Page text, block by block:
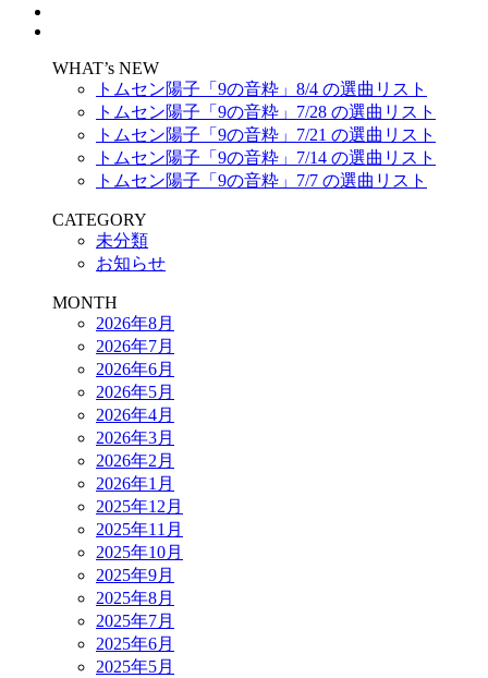
WHAT’s NEW
トムセン陽子「9の音粋」8/4 の選曲リスト
トムセン陽子「9の音粋」7/28 の選曲リスト
トムセン陽子「9の音粋」7/21 の選曲リスト
トムセン陽子「9の音粋」7/14 の選曲リスト
トムセン陽子「9の音粋」7/7 の選曲リスト
CATEGORY
未分類
お知らせ
MONTH
2026年8月
2026年7月
2026年6月
2026年5月
2026年4月
2026年3月
2026年2月
2026年1月
2025年12月
2025年11月
2025年10月
2025年9月
2025年8月
2025年7月
2025年6月
2025年5月